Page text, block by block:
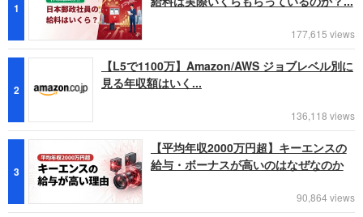
1
177,615 views
2
【L5で1100万】Amazon/AWS ジョブレベル別に
見る年収額はいく...
136,118 views
3
【平均年収2000万円超】キーエンスの
給与・ボーナスが高いのはなぜなのか
90,864 views